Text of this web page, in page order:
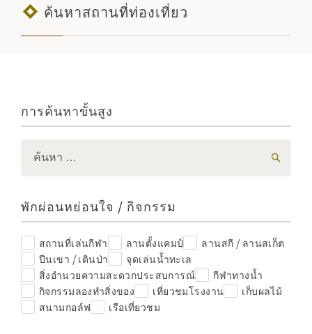
ค้นหาสถานที่ท่องเที่ยว
การค้นหาขั้นสูง
พักผ่อนหย่อนใจ / กิจกรรม
สถานที่เล่นกีฬา ลานตั้งแคมป์
ลานสกี / ลานสเก็ต
ปีนเขา / เดินป่า
จุดเล่นน้ำทะเล
สิ่งอำนวยความสะดวกประสบการณ์
กีฬาทางน้ำ
กิจกรรมลองทำสิ่งของ
เที่ยวชมโรงงาน
เก็บผลไม้
สนามกอล์ฟ
เรือเที่ยวชม